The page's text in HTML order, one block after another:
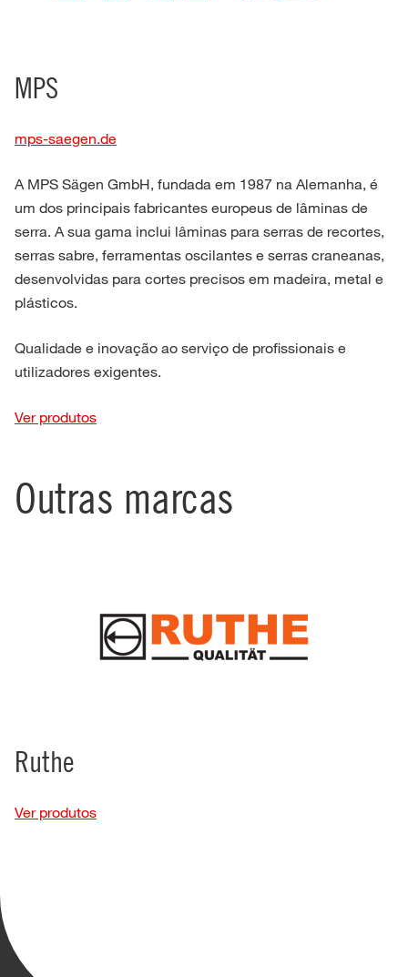
MPS
mps-saegen.de
A MPS Sägen GmbH, fundada em 1987 na Alemanha, é
um dos principais fabricantes europeus de lâminas de
serra. A sua gama inclui lâminas para serras de recortes,
serras sabre, ferramentas oscilantes e serras craneanas,
desenvolvidas para cortes precisos em madeira, metal e
plásticos.
Qualidade e inovação ao serviço de profissionais e
utilizadores exigentes.
Ver produtos
Outras marcas
Ruthe
Ver produtos